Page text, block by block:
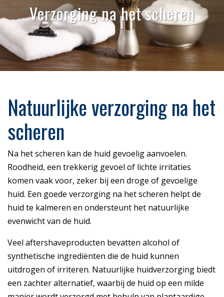
Verzorging na het scheren
Natuurlijke verzorging na het
scheren
Na het scheren kan de huid gevoelig aanvoelen.
Roodheid, een trekkerig gevoel of lichte irritaties
komen vaak voor, zeker bij een droge of gevoelige
huid. Een goede verzorging na het scheren helpt de
huid te kalmeren en ondersteunt het natuurlijke
evenwicht van de huid.
Veel aftershaveproducten bevatten alcohol of
synthetische ingrediënten die de huid kunnen
uitdrogen of irriteren. Natuurlijke huidverzorging biedt
een zachter alternatief, waarbij de huid op een milde